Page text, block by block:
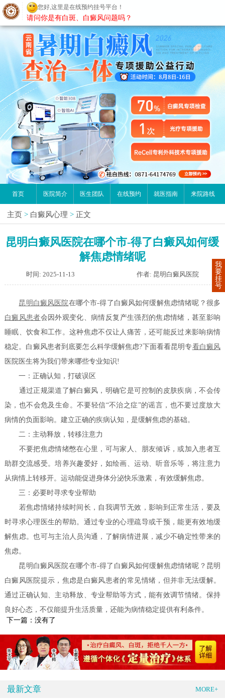
昆明白癜风医院
首页 医院简介 医生团队 在线预约 就医指南 来院路线
主页 > 白癜风心理 > 正文
昆明白癜风医院在哪个市-得了白癜风如何缓
解焦虑情绪呢
时间: 2025-11-13 作者: 昆明白癜风医院
昆明白癜风医院在哪个市-得了白癜风如何缓解焦虑情绪呢？很多
白癜风患者会因外观变化、病情反复产生强烈的焦虑情绪，甚至影响
睡眠、饮食和工作。这种焦虑不仅让人痛苦，还可能反过来影响病情
稳定。白癜风患者到底要怎么科学缓解焦虑?下面看看昆明专看白癜风
医院医生将为我们带来哪些专业知识!
一：正确认知，打破误区
通过正规渠道了解白癜风，明确它是可控制的皮肤疾病，不会传
染，也不会危及生命。不要轻信“不治之症”的谣言，也不要过度放大
病情的负面影响。建立正确的疾病认知，是缓解焦虑的基础。
二：主动释放，转移注意力
不要把焦虑情绪憋在心里，可与家人、朋友倾诉，或加入患者互
助群交流感受。培养兴趣爱好，如绘画、运动、听音乐等，将注意力
从病情上转移开。运动能促进身体分泌快乐激素，有效缓解焦虑。
三：必要时寻求专业帮助
若焦虑情绪持续时间长，自我调节无效，影响到正常生活，要及
时寻求心理医生的帮助。通过专业的心理疏导或干预，能更有效地缓
解焦虑。也可与主治人员沟通，了解病情进展，减少不确定性带来的
焦虑。
昆明白癜风医院在哪个市-得了白癜风如何缓解焦虑情绪呢？昆明
白癜风医院提示，焦虑是白癜风患者的常见情绪，但并非无法缓解。
通过正确认知、主动释放、专业帮助等方式，能有效调节情绪。保持
良好心态，不仅能提升生活质量，还能为病情稳定提供有利条件。
下一篇：没有了
最新文章 MORE+
我
要
挂
号
您好,这里是在线预约挂号平台！
请问你是有白斑、白癜风问题吗？